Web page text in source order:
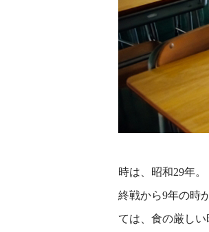
時は、昭和29年。
終戦から9年の時
ては、食の厳し